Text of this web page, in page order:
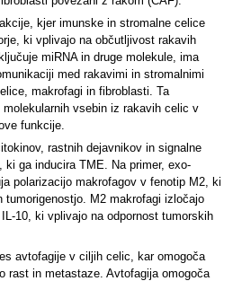
kjer imunske in stromalne celice
ki vplivajo na občutljivost rakavih
miRNA in druge molekule, ima
med rakavimi in stromalnimi
makrofagi in fibroblasti. Ta
vsebin iz rakavih celic v
funkcije.
rastnih dejavnikov in signalne
ga inducira TME. Na primer, exo-
polarizacijo makrofagov v fenotip M2, ki
tumorigenostjo. M2 makrofagi izločajo
10, ki vplivajo na odpornost tumorskih
avtofagije v ciljih celic, kar omogoča
rast in metastaze. Avtofagija omogoča